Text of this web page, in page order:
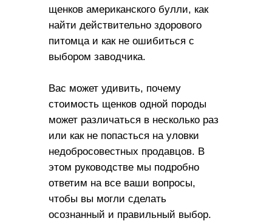
щенков американского булли, как
найти действительно здорового
питомца и как не ошибиться с
выбором заводчика.
Вас может удивить, почему
стоимость щенков одной породы
может различаться в несколько раз
или как не попасться на уловки
недобросовестных продавцов. В
этом руководстве мы подробно
ответим на все ваши вопросы,
чтобы вы могли сделать
осознанный и правильный выбор.